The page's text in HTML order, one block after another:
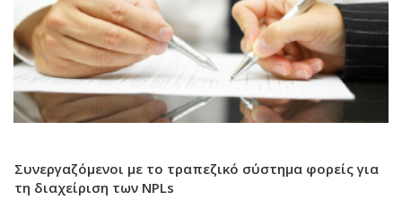
Συνεργαζόμενοι με το τραπεζικό σύστημα φορείς για
τη διαχείριση των NPLs